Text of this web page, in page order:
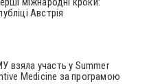
Австрія
взяла участь у Summer
Medicine за програмою